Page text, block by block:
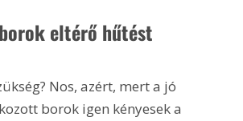
eltérő hűtést
Nos, azért, mert a jó
borok igen kényesek a